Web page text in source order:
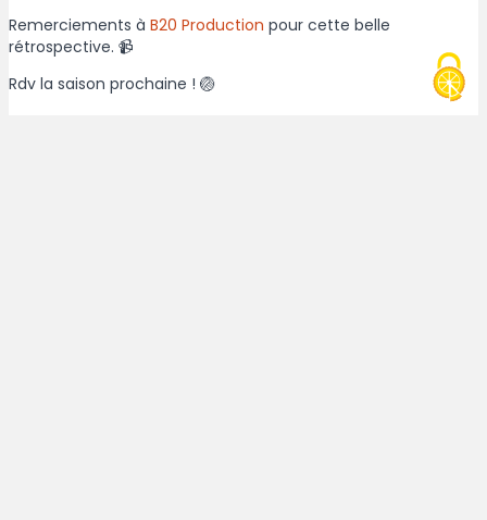
Remerciements à B20 Production pour cette belle
rétrospective. 📹
Rdv la saison prochaine ! 🏐